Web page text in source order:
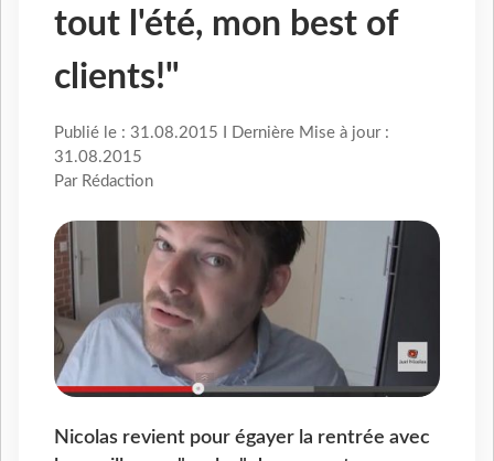
tout l'été, mon best of
clients!"
Publié le : 31.08.2015 I Dernière Mise à jour :
31.08.2015
Par Rédaction
Nicolas revient pour égayer la rentrée avec